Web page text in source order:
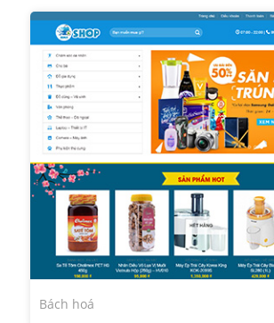
Bách hoá